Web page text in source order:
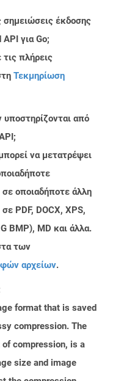
έκδοσης
για Go;
πλήρεις
Τεκμηρίωση
από
να μετατρέψει
οποιαδήποτε άλλη
PDF, DOCX, XPS,
BMP), MD και άλλα.
των
αρχείων.
format that is saved
compression. The
compression, is a
size and image